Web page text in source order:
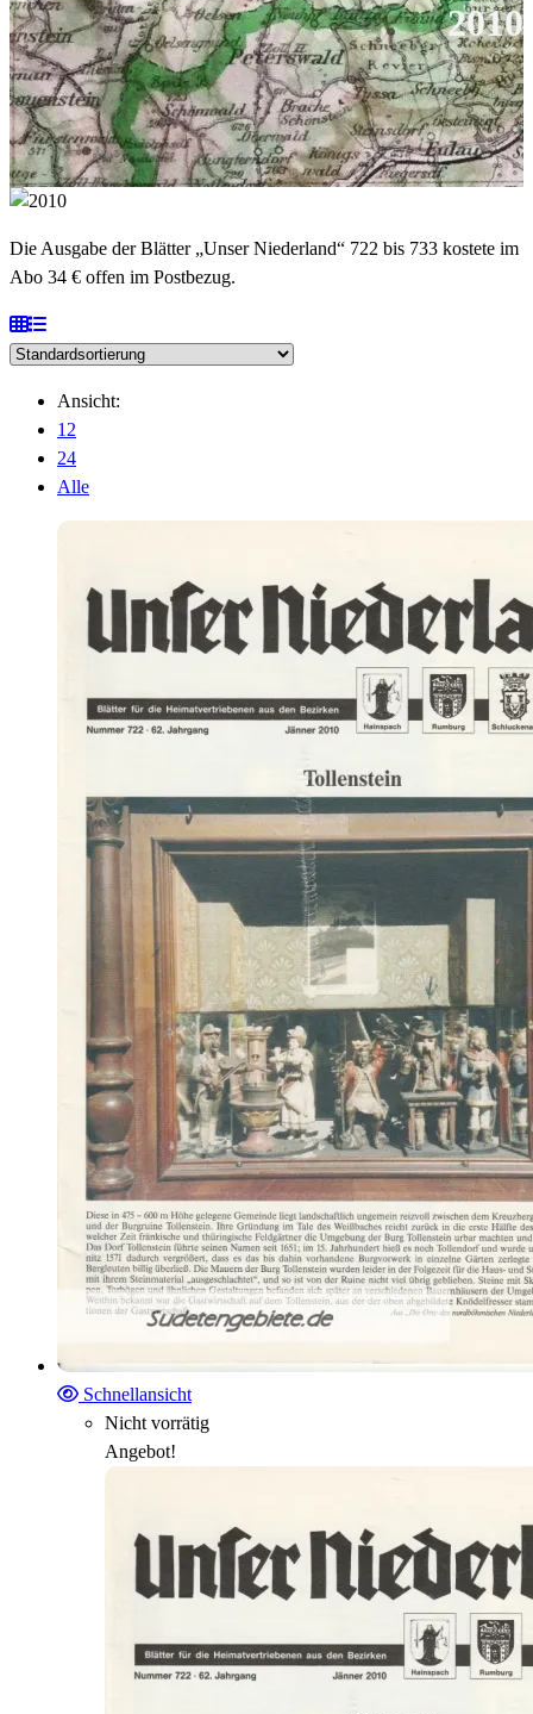
durchsuchen
2010
Die Ausgabe der Blätter „Unser Niederland“ 722 bis 733 kostete im
Abo 34 € offen im Postbezug.
Ansicht:
12
24
Alle
Schnellansicht
Nicht vorrätig
Angebot!